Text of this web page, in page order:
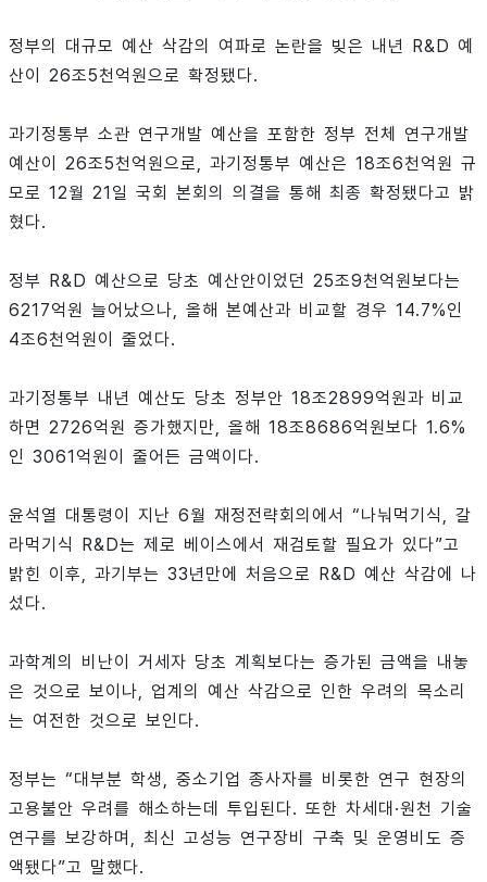
정부의 대규모 예산 삭감의 여파로 논란을 빚은 내년 R&D 예
산이 26조5천억원으로 확정됐다.
과기정통부 소관 연구개발 예산을 포함한 정부 전체 연구개발
예산이 26조5천억원으로, 과기정통부 예산은 18조6천억원 규
모로 12월 21일 국회 본회의 의결을 통해 최종 확정됐다고 밝
혔다.
정부 R&D 예산으로 당초 예산안이었던 25조9천억원보다는
6217억원 늘어났으나, 올해 본예산과 비교할 경우 14.7%인
4조6천억원이 줄었다.
과기정통부 내년 예산도 당초 정부안 18조2899억원과 비교
하면 2726억원 증가했지만, 올해 18조8686억원보다 1.6%
인 3061억원이 줄어든 금액이다.
윤석열 대통령이 지난 6월 재정전략회의에서 “나눠먹기식, 갈
라먹기식 R&D는 제로 베이스에서 재검토할 필요가 있다”고
밝힌 이후, 과기부는 33년만에 처음으로 R&D 예산 삭감에 나
섰다.
과학계의 비난이 거세자 당초 계획보다는 증가된 금액을 내놓
은 것으로 보이나, 업계의 예산 삭감으로 인한 우려의 목소리
는 여전한 것으로 보인다.
정부는 “대부분 학생, 중소기업 종사자를 비롯한 연구 현장의
고용불안 우려를 해소하는데 투입된다. 또한 차세대·원천 기술
연구를 보강하며, 최신 고성능 연구장비 구축 및 운영비도 증
액됐다”고 말했다.